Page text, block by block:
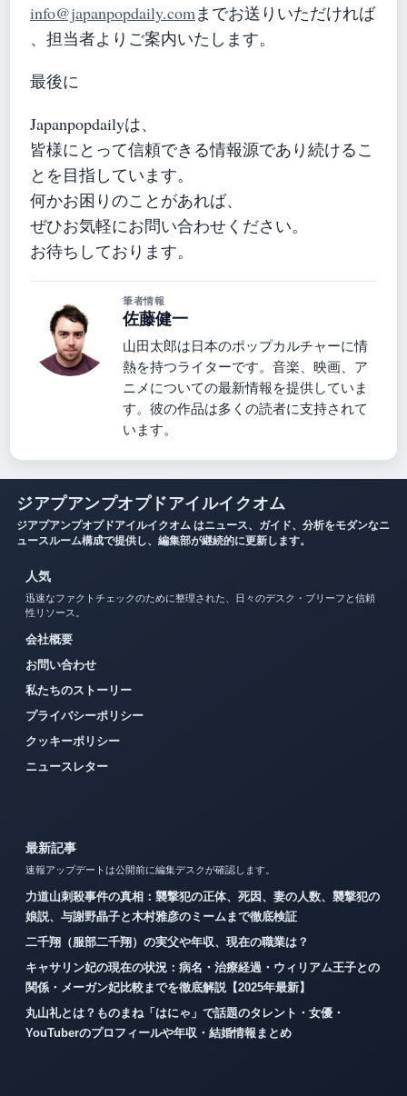
info@japanpopdaily.comまでお送りいただければ
、担当者よりご案内いたします。
最後に
Japanpopdailyは、
皆様にとって信頼できる情報源であり続けるこ
とを目指しています。
何かお困りのことがあれば、
ぜひお気軽にお問い合わせください。
お待ちしております。
筆者情報
佐藤健一
山田太郎は日本のポップカルチャーに情
熱を持つライターです。音楽、映画、ア
ニメについての最新情報を提供していま
す。彼の作品は多くの読者に支持されて
います。
ジアプアンプオプドアイルイクオム
ジアプアンプオプドアイルイクオム はニュース、ガイド、分析をモダンなニ
ュースルーム構成で提供し、編集部が継続的に更新します。
人気
迅速なファクトチェックのために整理された、日々のデスク・ブリーフと信頼
性リソース。
会社概要
お問い合わせ
私たちのストーリー
プライバシーポリシー
クッキーポリシー
ニュースレター
最新記事
速報アップデートは公開前に編集デスクが確認します。
力道山刺殺事件の真相：襲撃犯の正体、死因、妻の人数、襲撃犯の
娘説、与謝野晶子と木村雅彦のミームまで徹底検証
二千翔（服部二千翔）の実父や年収、現在の職業は？
キャサリン妃の現在の状況：病名・治療経過・ウィリアム王子との
関係・メーガン妃比較までを徹底解説【2025年最新】
丸山礼とは？ものまね「はにゃ」で話題のタレント・女優・
YouTuberのプロフィールや年収・結婚情報まとめ